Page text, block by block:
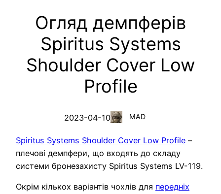
Огляд демпферів
Spiritus Systems
Shoulder Cover Low
Profile
2023-04-10 MAD
Spiritus Systems Shoulder Cover Low Profile –
плечові демпфери, що входять до складу
системи бронезахисту Spiritus Systems LV-119.
Окрім кількох варіантів чохлів для передніх